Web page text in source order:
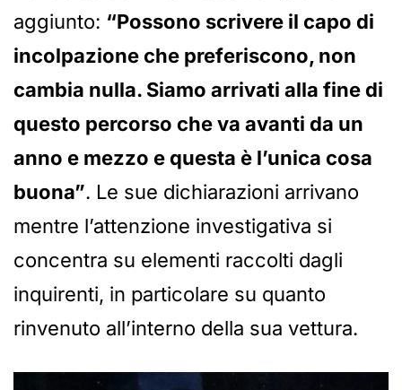
aggiunto: “Possono scrivere il capo di
incolpazione che preferiscono, non
cambia nulla. Siamo arrivati alla fine di
questo percorso che va avanti da un
anno e mezzo e questa è l’unica cosa
buona”. Le sue dichiarazioni arrivano
mentre l’attenzione investigativa si
concentra su elementi raccolti dagli
inquirenti, in particolare su quanto
rinvenuto all’interno della sua vettura.